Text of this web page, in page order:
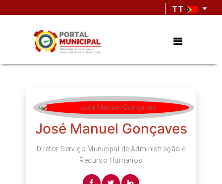
TT
José Manuel Gonçaves
Diretor Serviço Municipal de Administração e
Recurso Humanos